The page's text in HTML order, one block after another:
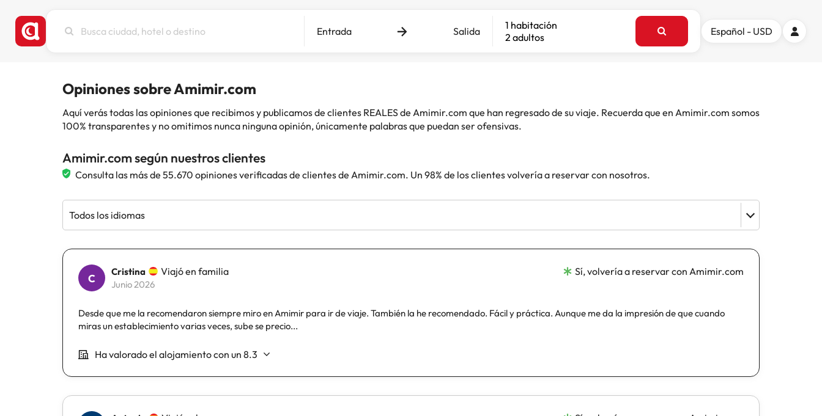
ciudad,
Entrada Salida
1 habitación
2 adultos
Español - USD
Opiniones sobre Amimir.com
Aquí verás todas las opiniones que recibimos y publicamos de clientes REALES de Amimir.com que han regresado de su viaje. Recuerda que en Amimir.com somos
100% transparentes y no omitimos nunca ninguna opinión, únicamente palabras que puedan ser ofensivas.
Amimir.com según nuestros clientes
Consulta las más de 55.670 opiniones verificadas de clientes de Amimir.com. Un 98% de los clientes volvería a reservar con nosotros.